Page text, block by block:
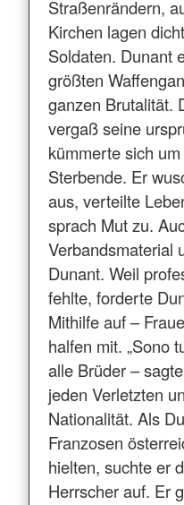
Straßenrändern,
Kirchen lagen
Soldaten. Dunant
größten
ganzen Brutalität.
vergaß seine
kümmerte sich
Sterbende. Er
aus, verteilte
sprach Mut zu.
Verbandsmaterial
Dunant. Weil
fehlte, forderte
Mithilfe auf –
halfen mit. „Sono
alle Brüder –
jeden Verletzten
Nationalität. Als
Franzosen
hielten, suchte er
Herrscher auf. Er